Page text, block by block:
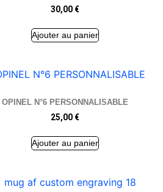
30,00 €
Ajouter au panier
OPINEL N°6 PERSONNALISABLE
25,00 €
Ajouter au panier